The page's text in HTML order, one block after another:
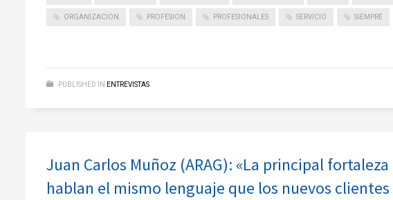
ORGANIZACION PROFESION PROFESIONALES SERVICIO SIEMPRE
PUBLISHED IN ENTREVISTAS
Juan Carlos Muñoz (ARAG): «La principal
hablan el mismo lenguaje que los nuevos